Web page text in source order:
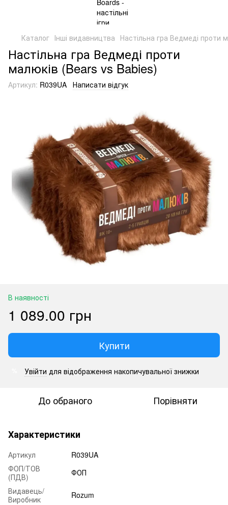
Каталог Інші видавництва Настільна гра Ведмеді проти
Настільна гра Ведмеді проти
малюків (Bears vs Babies)
Артикул: R039UA Написати відгук
В наявності
1 089.00 грн
Купити
Увійти для відображення накопичувальної знижки
До обраного Порівняти
Характеристики
Артикул
R039UA
ФОП/ТОВ
(ПДВ)
ФОП
Видавець/
Виробник
Rozum